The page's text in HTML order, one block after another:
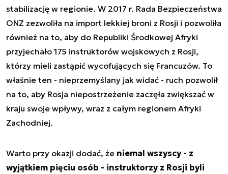
stabilizację w regionie. W 2017 r. Rada Bezpieczeństwa
ONZ zezwoliła na import lekkiej broni z Rosji i pozwoliła
również na to, aby do Republiki Środkowej Afryki
przyjechało 175 instruktorów wojskowych z Rosji,
którzy mieli zastąpić wycofujących się Francuzów. To
właśnie ten - nieprzemyślany jak widać - ruch pozwolił
na to, aby Rosja niepostrzeżenie zaczęła zwiększać w
kraju swoje wpływy, wraz z całym regionem Afryki
Zachodniej.
Warto przy okazji dodać, że niemal wszyscy - z
wyjątkiem pięciu osób - instruktorzy z Rosji byli